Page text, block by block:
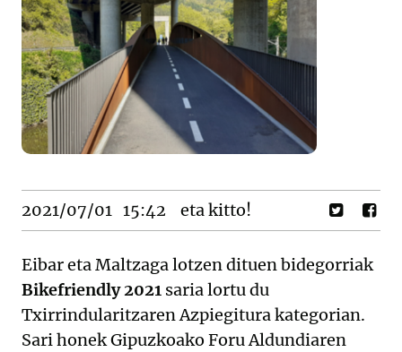
2021/07/01 15:42 eta kitto!
Eibar eta Maltzaga lotzen dituen bidegorriak
Bikefriendly 2021 saria lortu du
Txirrindularitzaren Azpiegitura kategorian.
Sari honek Gipuzkoako Foru Aldundiaren